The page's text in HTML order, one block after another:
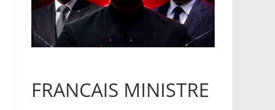
FRANCAIS MINISTRE